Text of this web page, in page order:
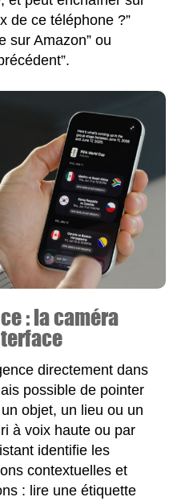
de ce téléphone ?”
sur Amazon” ou
: la caméra
directement dans
possible de pointer
objet, un lieu ou un
à voix haute ou par
identifie les
contextuelles et
: lire une étiquette